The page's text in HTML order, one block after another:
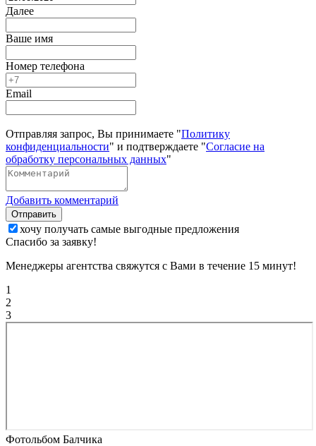
Далее
Ваше имя
Номер телефона
Email
Отправляя запрос, Вы принимаете "Политику
конфиденциальности" и подтверждаете "Согласие на
обработку персональных данных"
Добавить комментарий
Отправить
хочу получать самые выгодные предложения
Спасибо за заявку!
Менеджеры агентства свяжутся с Вами в течение 15 минут!
1
2
3
Фотольбом Балчика